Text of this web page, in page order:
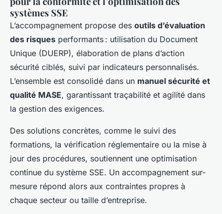
systèmes SSE
L’accompagnement propose des outils d’évaluation
des risques performants : utilisation du Document
Unique (DUERP), élaboration de plans d’action
sécurité ciblés, suivi par indicateurs personnalisés.
L’ensemble est consolidé dans un manuel sécurité et
qualité MASE, garantissant traçabilité et agilité dans
la gestion des exigences.
Des solutions concrètes, comme le suivi des
formations, la vérification réglementaire ou la mise à
jour des procédures, soutiennent une optimisation
continue du système SSE. Un accompagnement sur-
mesure répond alors aux contraintes propres à
chaque secteur ou taille d’entreprise.